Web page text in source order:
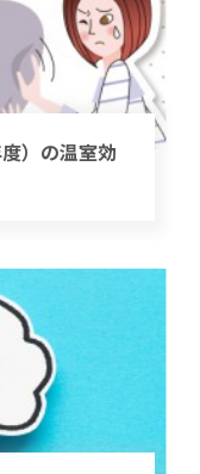
）の温室効